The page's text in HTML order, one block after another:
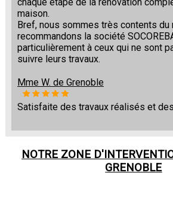
maison.
Bref, nous sommes très contents du
recommandons la société
particulièrement à ceux qui ne sont
suivre leurs travaux.
Mme W. de Grenoble
Satisfaite des travaux réalisés et
NOTRE ZONE
GRENOBLE